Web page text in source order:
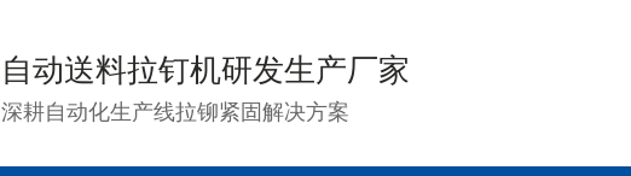
自动送料拉钉机研发生产厂家
深耕自动化生产线拉铆紧固解决方案